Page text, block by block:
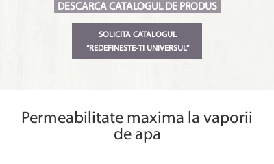
DESCARCA CATALOGUL DE PRODUS
SOLICITA CATALOGUL
“REDEFINESTE-TI UNIVERSUL”
Permeabilitate maxima la vaporii
de apa